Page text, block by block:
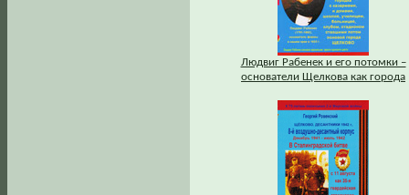
Людвиг Рабенек и его потомки –
основатели Щелкова как города